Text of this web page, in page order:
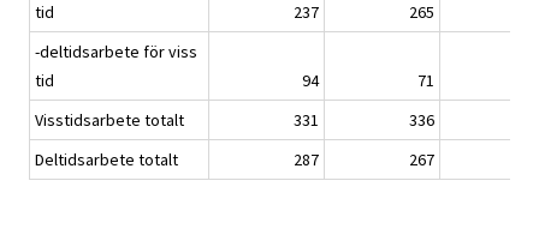
tid
237 265
-deltidsarbete för viss
tid
94 71
Visstidsarbete totalt
331 336
Deltidsarbete totalt
287 267